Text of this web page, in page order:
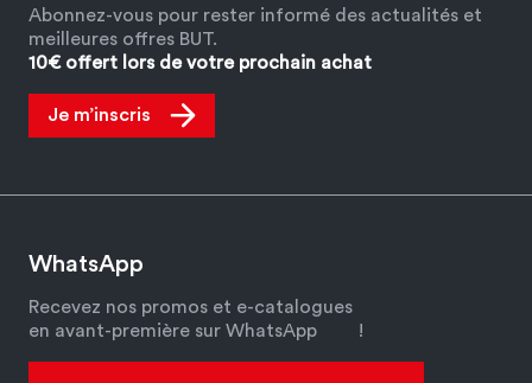
Abonnez-vous pour rester informé des actualités et
meilleures offres BUT.
10€ offert lors de votre prochain achat
Je m’inscris
WhatsApp
Recevez nos promos et e-catalogues
en avant-première sur WhatsApp
!